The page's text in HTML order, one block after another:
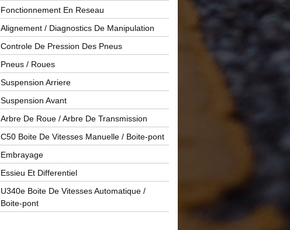
Fonctionnement En Reseau
Alignement / Diagnostics De Manipulation
Controle De Pression Des Pneus
Pneus / Roues
Suspension Arriere
Suspension Avant
Arbre De Roue / Arbre De Transmission
C50 Boite De Vitesses Manuelle / Boite-pont
Embrayage
Essieu Et Differentiel
U340e Boite De Vitesses Automatique /
Boite-pont